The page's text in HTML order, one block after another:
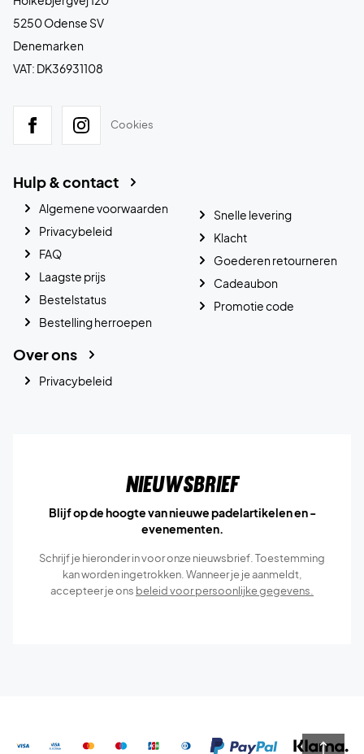
5250 Odense SV
Denemarken
VAT: DK36931108
Cookies
Hulp & contact
Algemene voorwaarden
Privacybeleid
FAQ
Laagste prijs
Bestelstatus
Bestelling herroepen
Snelle levering
Klacht
Goederen retourneren
Cadeaubon
Promotie code
Over ons
Privacybeleid
Nieuwsbrief
Blijf op de hoogte van nieuwe padelartikelen en -
evenementen.
Schrijf je hieronder in voor onze nieuwsbrief. Toestemming
kan worden ingetrokken. Wanneer je je aanmeldt,
accepteer je ons beleid voor persoonlijke gegevens.